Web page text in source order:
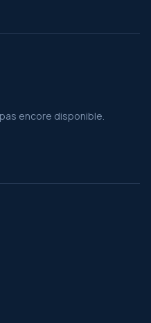
encore disponible.